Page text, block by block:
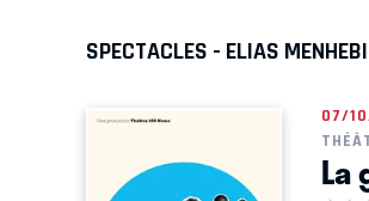
SPECTACLES - ELIAS
07/
La